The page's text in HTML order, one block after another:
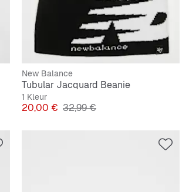
New Balance
Tubular Jacquard Beanie
1 Kleur
Prijs
20,00 € Originele Prijs
32,99 €